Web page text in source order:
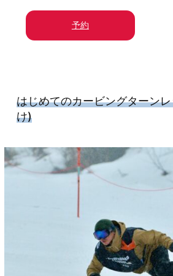
予約
はじめてのカービングターン
け)